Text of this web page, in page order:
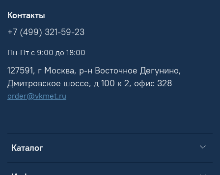
Каталог
Контакты
+7 (499) 321-59-23
Пн-Пт с 9:00 до 18:00
127591, г Москва, р-н Восточное Дегунино,
Дмитровское шоссе, д 100 к 2, офис 328
order@vkmet.ru